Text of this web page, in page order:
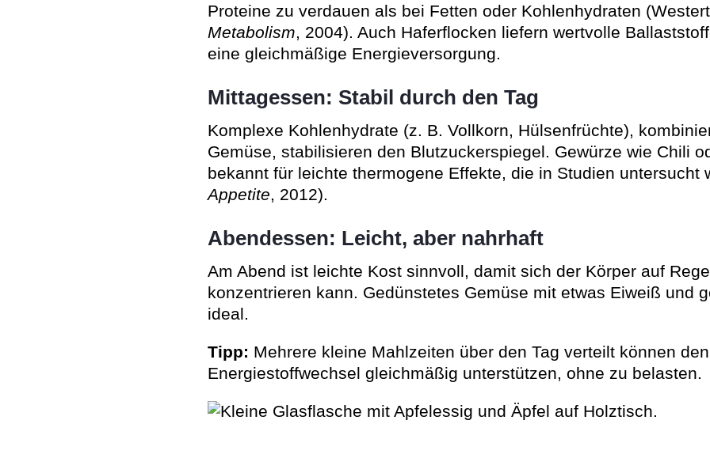
Proteine zu verdauen als bei Fetten oder Kohlenhydraten
Metabolism, 2004). Auch Haferflocken liefern wertvolle
eine gleichmäßige Energieversorgung.
Mittagessen: Stabil durch den Tag
Komplexe Kohlenhydrate (z. B. Vollkorn, Hülsenfrüchte),
Gemüse, stabilisieren den Blutzuckerspiegel. Gewürze wie Chili
bekannt für leichte thermogene Effekte, die in Studien untersucht
Appetite, 2012).
Abendessen: Leicht, aber nahrhaft
Am Abend ist leichte Kost sinnvoll, damit sich der Körper auf
konzentrieren kann. Gedünstetes Gemüse mit etwas Eiweiß und
ideal.
Tipp: Mehrere kleine Mahlzeiten über den Tag verteilt können den
Energiestoffwechsel gleichmäßig unterstützen, ohne zu belasten.